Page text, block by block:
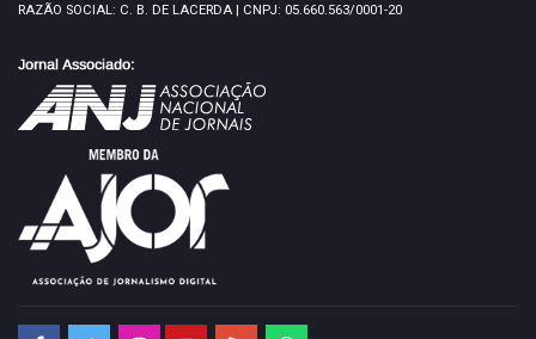
RAZÃO SOCIAL: C. B. DE LACERDA | CNPJ: 05.660.563/0001-20